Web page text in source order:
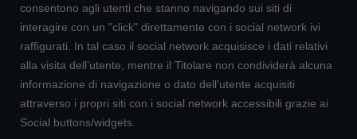
consentono agli utenti che stanno navigando sui siti di
interagire con un "click" direttamente con i social network ivi
raffigurati. In tal caso il social network acquisisce i dati relativi
alla visita dell’utente, mentre il Titolare non condividerà alcuna
informazione di navigazione o dato dell’utente acquisiti
attraverso i propri siti con i social network accessibili grazie ai
Social buttons/widgets.